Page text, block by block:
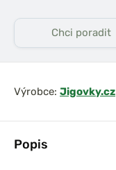
Popis
Chci poradit
Výrobce: Jigovky.cz